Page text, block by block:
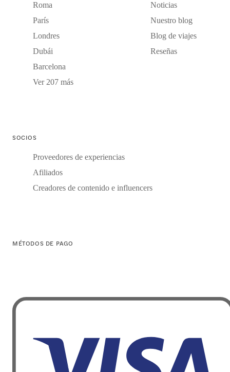
Roma
París
Londres
Dubái
Barcelona
Ver 207 más
Noticias
Nuestro blog
Blog de viajes
Reseñas
SOCIOS
Proveedores de experiencias
Afiliados
Creadores de contenido e influencers
MÉTODOS DE PAGO